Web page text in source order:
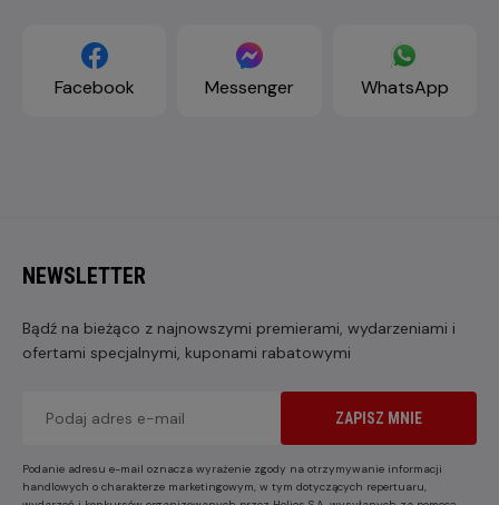
Facebook Messenger WhatsApp
NEWSLETTER
Bądź na bieżąco z najnowszymi premierami, wydarzeniami i
ofertami specjalnymi, kuponami rabatowymi
ZAPISZ MNIE
Podanie adresu e-mail oznacza wyrażenie zgody na otrzymywanie informacji
handlowych o charakterze marketingowym, w tym dotyczących repertuaru,